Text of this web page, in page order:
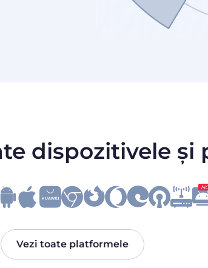
dispozitivele și
Vezi toate platformele